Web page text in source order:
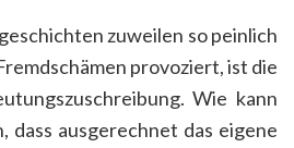
zuweilen so peinlich
provoziert, ist die
Wie kann
dass ausgerechnet das eigene